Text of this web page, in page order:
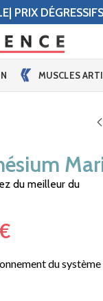
PRIX
MUSCLES
du meilleur du
€
du système